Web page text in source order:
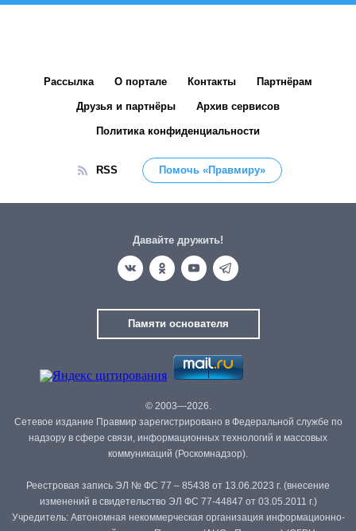
Рассылка О портале Контакты Партнёрам
Друзья и партнёры Архив сервисов
Политика конфиденциальности
RSS Помочь «Правмиру»
Давайте дружить!
Памяти основателя
© 2003—2026.
Сетевое издание Правмир зарегистрировано в Федеральной службе по
надзору в сфере связи, информационных технологий и массовых
коммуникаций (Роскомнадзор).
Реестровая запись ЭЛ № ФС 77 – 85438 от 13.06.2023 г. (внесение
изменений в свидетельство ЭЛ ФС 77-44847 от 03.05.2011 г.)
Учредитель: Автономная некоммерческая организация информационно-